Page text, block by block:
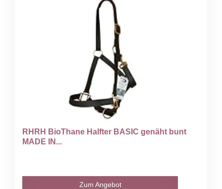
RHRH BioThane Halfter BASIC genäht bunt
MADE IN...
Zum Angebot